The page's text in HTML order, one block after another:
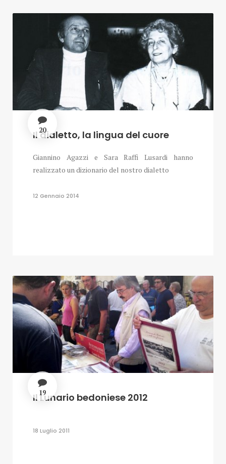
20
Il dialetto, la lingua del cuore
Giannino Agazzi e Sara Raffi Lusardi hanno
realizzato un dizionario del nostro dialetto
12 Gennaio 2014
19
Il Lunario bedoniese 2012
18 Luglio 2011